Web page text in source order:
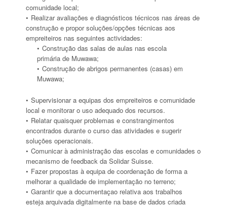
comunidade local;
Realizar avaliações e diagnósticos técnicos nas áreas de
construção e propor soluções/opções técnicas aos
empreiteiros nas seguintes actividades:
Construção das salas de aulas nas escola
primária de Muwawa;
Construção de abrigos permanentes (casas) em
Muwawa;
Supervisionar a equipas dos empreiteiros e comunidade
local e monitorar o uso adequado dos recursos.
Relatar quaisquer problemas e constrangimentos
encontrados durante o curso das atividades e sugerir
soluções operacionais.
Comunicar à administração das escolas e comunidades o
mecanismo de feedback da Solidar Suisse.
Fazer propostas à equipa de coordenação de forma a
melhorar a qualidade de implementação no terreno;
Garantir que a documentaçao relativa aos trabalhos
esteja arquivada digitalmente na base de dados criada